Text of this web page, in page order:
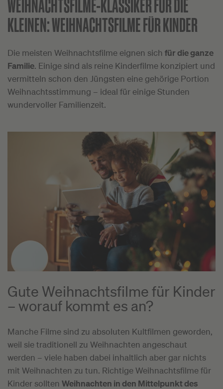
KLEINEN:WEIHNACHTSFILME FÜR KINDER
Die meisten Weihnachtsfilme eignen sich für die ganze
Familie. Einige sind als reine Kinderfilme konzipiert und
vermitteln schon den Jüngsten eine gehörige Portion
Weihnachtsstimmung – ideal für einige Stunden
wundervoller Familienzeit.
Gute Weihnachtsfilme für Kinder
– worauf kommt es an?
Manche Filme sind zu absoluten Kultfilmen geworden,
weil sie traditionell zu Weihnachten angeschaut
werden – viele haben dabei inhaltlich aber gar nichts
mit Weihnachten zu tun. Richtige Weihnachtsfilme für
Kinder sollten Weihnachten in den Mittelpunkt des